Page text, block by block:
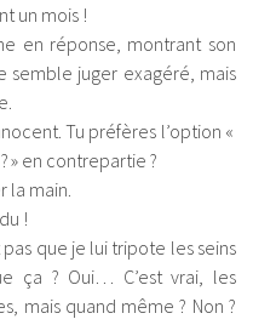
un mois !
en réponse, montrant son
semble juger exagéré, mais
Tu préfères l’option «
» en contrepartie ?
la main.
!
que je lui tripote les seins
ça ? Oui… C’est vrai, les
mais quand même ? Non ?